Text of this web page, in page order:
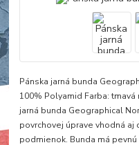
Pánska jarná bunda
100% Polyamid Farba:
jarná bunda Geographical
povrchovej úprave vhodná
podmienok. Bunda má